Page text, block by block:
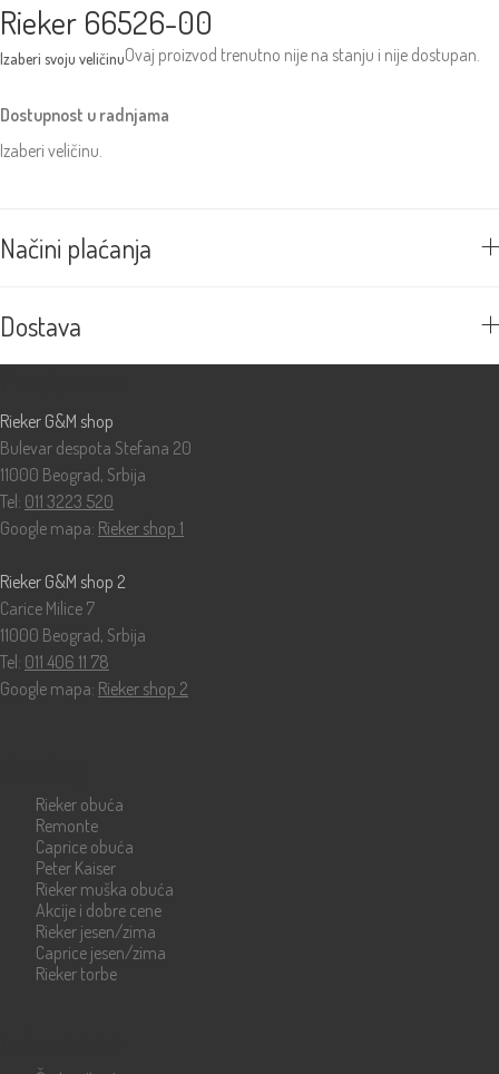
Rieker 66526-00
Ovaj proizvod trenutno nije na stanju i nije dostupan.
Dostupnost u radnjama
Izaberi veličinu.
Načini plaćanja
Dostava
Rieker G&M shop
Bulevar despota Stefana 20
11000 Beograd, Srbija
Tel: 011 3223 520
Google mapa: Rieker shop 1
Rieker G&M shop 2
Carice Milice 7
11000 Beograd, Srbija
Tel: 011 406 11 78
Google mapa: Rieker shop 2
Rieker obuća
Remonte
Caprice obuća
Peter Kaiser
Rieker muška obuća
Akcije i dobre cene
Rieker jesen/zima
Caprice jesen/zima
Rieker torbe